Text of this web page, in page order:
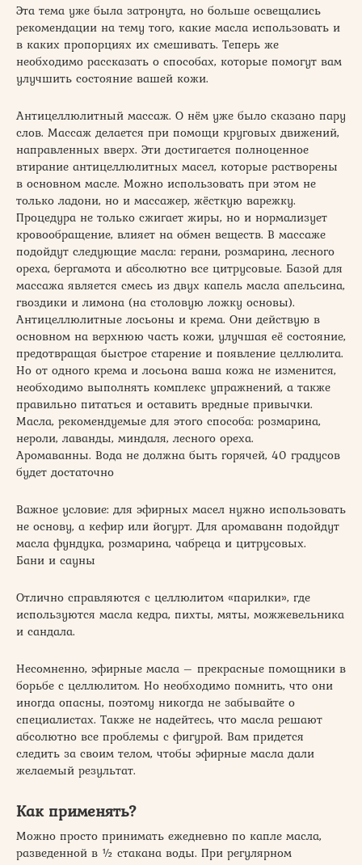
Эта тема уже была затронута, но больше освещались
рекомендации на тему того, какие масла использовать и
в каких пропорциях их смешивать. Теперь же
необходимо рассказать о способах, которые помогут вам
улучшить состояние вашей кожи.
Антицеллюлитный массаж. О нём уже было сказано пару
слов. Массаж делается при помощи круговых движений,
направленных вверх. Эти достигается полноценное
втирание антицеллюлитных масел, которые растворены
в основном масле. Можно использовать при этом не
только ладони, но и массажер, жёсткую варежку.
Процедура не только сжигает жиры, но и нормализует
кровообращение, влияет на обмен веществ. В массаже
подойдут следующие масла: герани, розмарина, лесного
ореха, бергамота и абсолютно все цитрусовые. Базой для
массажа является смесь из двух капель масла апельсина,
гвоздики и лимона (на столовую ложку основы).
Антицеллюлитные лосьоны и крема. Они действую в
основном на верхнюю часть кожи, улучшая её состояние,
предотвращая быстрое старение и появление целлюлита.
Но от одного крема и лосьона ваша кожа не изменится,
необходимо выполнять комплекс упражнений, а также
правильно питаться и оставить вредные привычки.
Масла, рекомендуемые для этого способа: розмарина,
нероли, лаванды, миндаля, лесного ореха.
Аромаванны. Вода не должна быть горячей, 40 градусов
будет достаточно
Важное условие: для эфирных масел нужно использовать
не основу, а кефир или йогурт. Для аромаванн подойдут
масла фундука, розмарина, чабреца и цитрусовых.
Бани и сауны
Отлично справляются с целлюлитом «парилки», где
используются масла кедра, пихты, мяты, можжевельника
и сандала.
Несомненно, эфирные масла – прекрасные помощники в
борьбе с целлюлитом. Но необходимо помнить, что они
иногда опасны, поэтому никогда не забывайте о
специалистах. Также не надейтесь, что масла решают
абсолютно все проблемы с фигурой. Вам придется
следить за своим телом, чтобы эфирные масла дали
желаемый результат.
Как применять?
Можно просто принимать ежедневно по капле масла,
разведенной в ½ стакана воды. При регулярном